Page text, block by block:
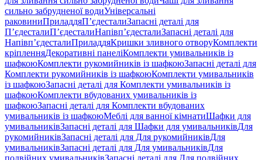
сильно забрудненої водиУніверсальні
раковиниПриладдяП’єдесталиЗапасні деталі для
П’єдесталиП’єдесталиНапівп’єдесталиЗапасні деталі для
Напівп’єдесталиПриладдяКришки зливного отворуКомплекти
кріпленняДекоративні панеліКомплекти умивальників із
шафкоюКомплекти рукомийників із шафкоюЗапасні деталі для
Комплекти рукомийників із шафкоюКомплекти умивальників
із шафкоюЗапасні деталі для Комплекти умивальників із
шафкоюКомплекти вбудованих умивальників із
шафкоюЗапасні деталі для Комплекти вбудованих
умивальників із шафкоюМеблі для ванної кімнатиШафки для
умивальниківЗапасні деталі для Шафки для умивальниківДля
рукомийниківЗапасні деталі для Для рукомийниківДля
умивальниківЗапасні деталі для Для умивальниківДля
подвійних умивальниківЗапасні деталі для Для подвійних